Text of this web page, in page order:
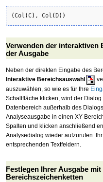
(Col (C) , Col ( D) )
Verwenden der interaktiven
der Ausgabe
Neben der direkten Eingabe des
Interaktive Bereichsauswahl
auszuwählen, so wie es für Ihre
Schaltfläche klicken, wird der
Datenbereich außerhalb des
Analyseausgabe in einen XY-
Spalten und klicken anschließend
Analysedialog wieder aufzurufen.
entsprechenden Textfeldern.
Festlegen Ihrer Ausgabe
Bereichszeichenketten